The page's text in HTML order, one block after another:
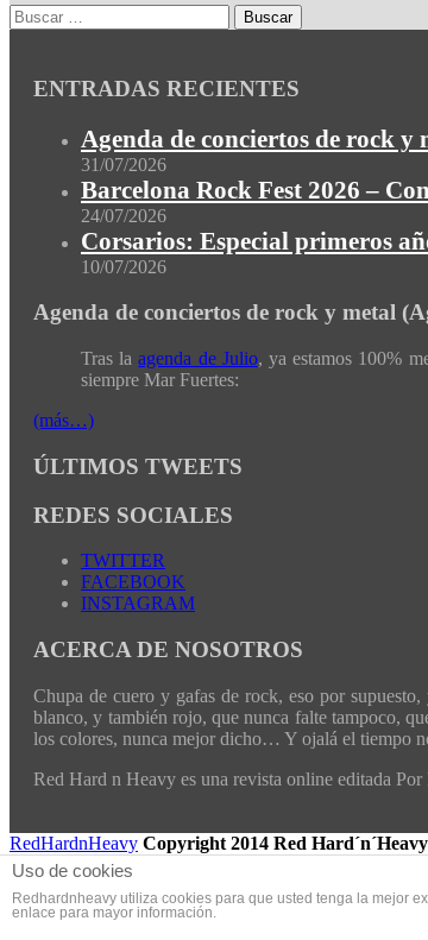
ENTRADAS RECIENTES
Agenda de conciertos de rock y
31/07/2026
Barcelona Rock Fest 2026 –
24/07/2026
Corsarios: Especial primeros
10/07/2026
Agenda de conciertos de rock y metal
Tras laagenda de Julio, ya estamos 100%
siempre Mar Fuertes:
(más…)
ÚLTIMOS TWEETS
REDES SOCIALES
TWITTER
FACEBOOK
INSTAGRAM
ACERCA DE NOSOTROS
Chupa de cuero y gafas de rock, eso por
blanco, y también rojo, que nunca falte tampoco,
los colores, nunca mejor dicho… Y ojalá el tiempo
Red Hard n Heavy es una revista online editada
RedHardnHeavy Copyright 2014 Red Hard´n´Heavy
Uso de cookies
Redhardnheavy utiliza cookies para que usted tenga la mejor
enlace para mayor información.